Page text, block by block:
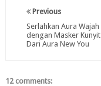
Previous
Serlahkan Aura Wajah
dengan Masker Kunyit
Dari Aura New You
12 comments: